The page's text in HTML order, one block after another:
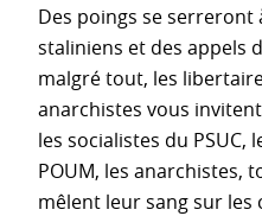
Des poings se serreront
staliniens et des appels
malgré tout, les
anarchistes vous
les socialistes du PSUC,
POUM, les anarchistes,
mêlent leur sang sur les